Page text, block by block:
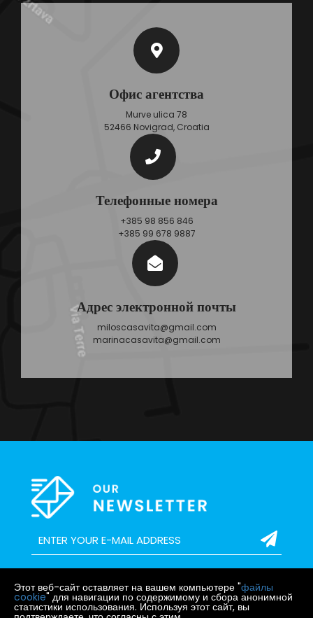
Офис агентства
Murve ulica 78
52466 Novigrad, Croatia
Телефонные номера
+385 98 856 846
+385 99 678 9887
Адрес электронной почты
miloscasavita@gmail.com
marinacasavita@gmail.com
Этот веб-сайт оставляет на вашем компьютере "файлы
cookie" для навигации по содержимому и сбора анонимной
статистики использования. Используя этот сайт, вы